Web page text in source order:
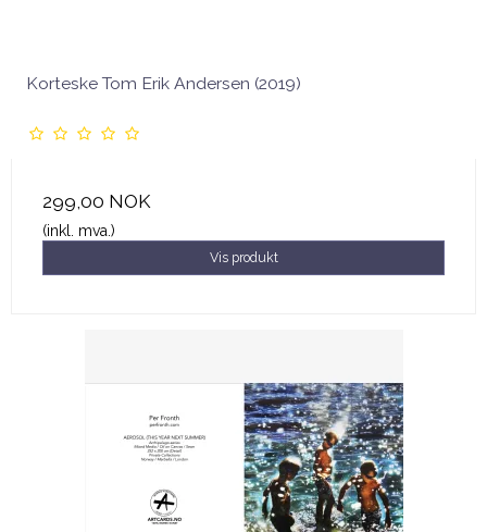
Korteske Tom Erik Andersen (2019)
299,00 NOK
(inkl. mva.)
Vis produkt